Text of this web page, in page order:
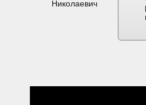
Николаевич